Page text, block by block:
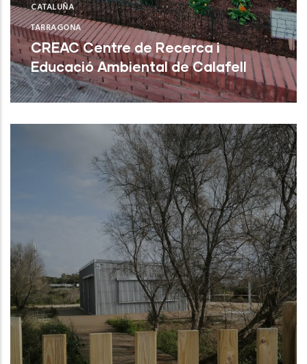
CATALUÑA
TARRAGONA
CREAC Centre de Recerca i
Educació Ambiental de Calafell
Calafell (Tarragona)